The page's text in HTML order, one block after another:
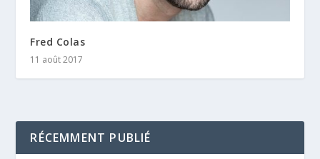
Fred Colas
11 août 2017
RÉCEMMENT PUBLIÉ